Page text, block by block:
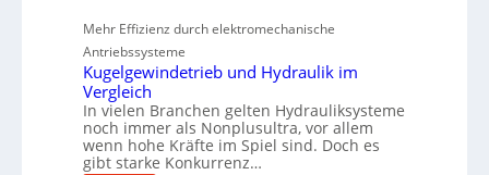
P
r
f
o
r
m
a
Mehr Effizienz durch elektromechanische
Antriebssysteme
Kugelgewindetrieb und Hydraulik im
Vergleich
In vielen Branchen gelten Hydrauliksysteme
noch immer als Nonplusultra, vor allem
wenn hohe Kräfte im Spiel sind. Doch es
gibt starke Konkurrenz…